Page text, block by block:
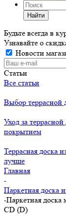
Найти
Будьте всегда в
Узнавайте о
Новости
Статьи
Все статьи
Выбор террасной
Уход за
покрытием
Террасная доска
лучше
Главная
-
Паркетная доска
-Паркетная доска
CD (D)